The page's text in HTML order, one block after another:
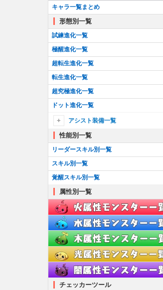
キャラ一覧まとめ
形態別一覧
試練進化一覧
極醒進化一覧
超転生進化一覧
転生進化一覧
超究極進化一覧
ドット進化一覧
アシスト装備一覧
アシスト装備一覧
┗アシスト進化のやり方
耳飾り一覧
首飾り一覧
ブローチ一覧
ブレスレット一覧
ティアラ一覧
櫛一覧
懐中時計一覧
性能別一覧
リーダースキル別一覧
スキル別一覧
覚醒スキル別一覧
属性別一覧
チェッカーツール